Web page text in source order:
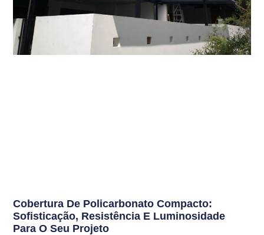
Cobertura De Policarbonato Compacto:
Sofisticação, Resistência E Luminosidade
Para O Seu Projeto